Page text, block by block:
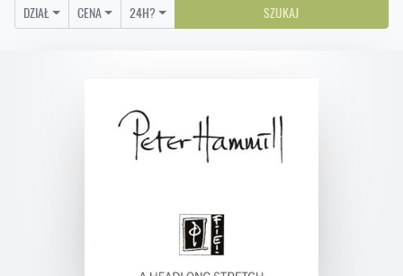
DZIAŁ CENA 24H? SZUKAJ